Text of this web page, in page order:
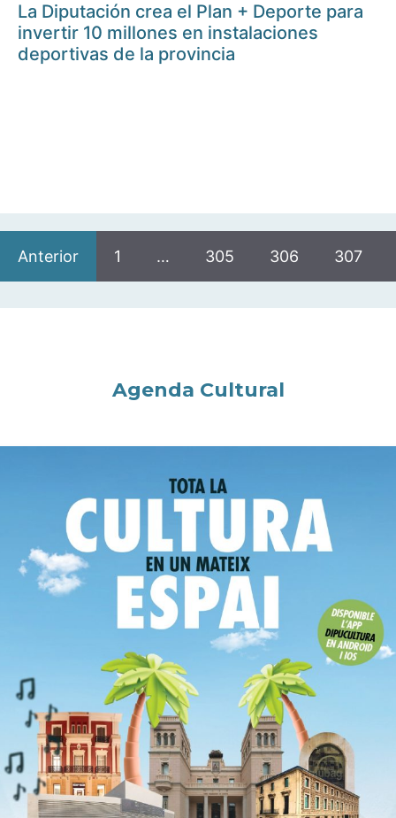
La Diputación crea el Plan + Deporte para
invertir 10 millones en instalaciones
deportivas de la provincia
Anterior 1 … 305 306 307
Agenda Cultural